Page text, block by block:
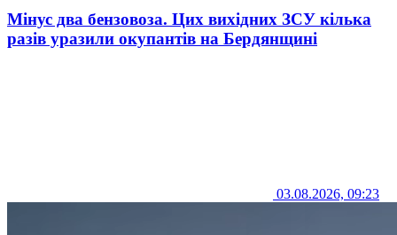
Мінус два бензовоза. Цих вихідних ЗСУ кілька
разів уразили окупантів на Бердянщині
03.08.2026, 09:23